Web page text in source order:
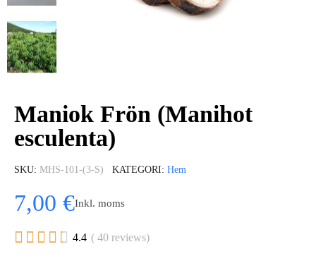
Maniok Frön (Manihot
esculenta)
SKU MHS-101-(3-S) KATEGORI Hem
7,00 €Inkl. moms
     4.4 ( 40 reviews)